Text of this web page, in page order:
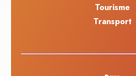
Tourisme
Transport